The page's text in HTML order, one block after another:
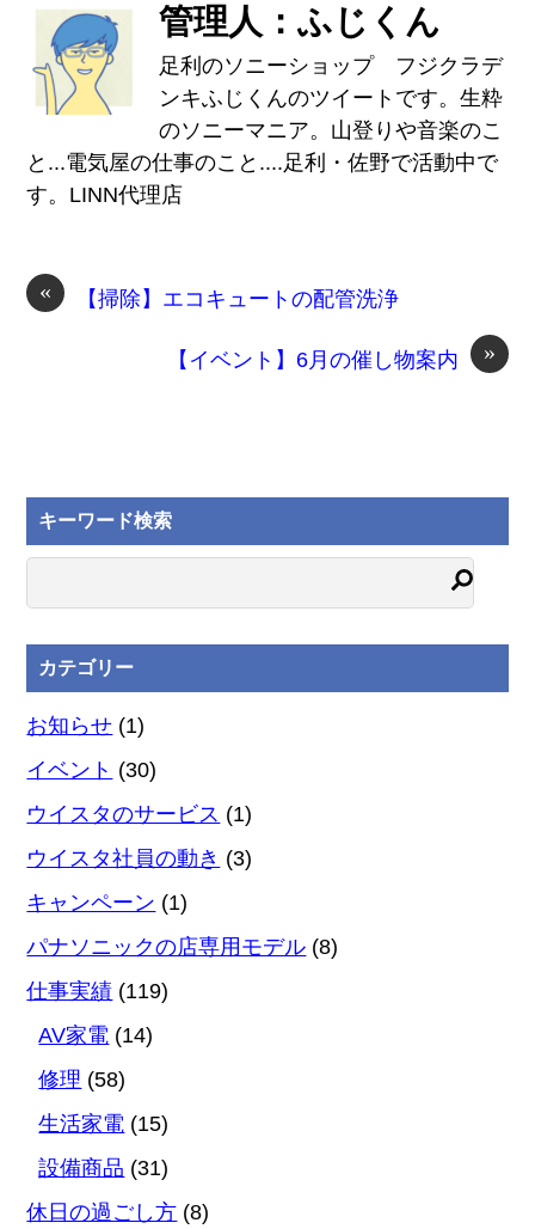
管理人：ふじくん
足利のソニーショップ フジクラデ
ンキふじくんのツイートです。生粋
のソニーマニア。山登りや音楽のこ
と...電気屋の仕事のこと....足利・佐野で活動中で
す。LINN代理店
« 【掃除】エコキュートの配管洗浄
»
【イベント】6月の催し物案内
キーワード検索
カテゴリー
お知らせ (1)
イベント (30)
ウイスタのサービス (1)
ウイスタ社員の動き (3)
キャンペーン (1)
パナソニックの店専用モデル (8)
仕事実績 (119)
AV家電 (14)
修理 (58)
生活家電 (15)
設備商品 (31)
休日の過ごし方 (8)